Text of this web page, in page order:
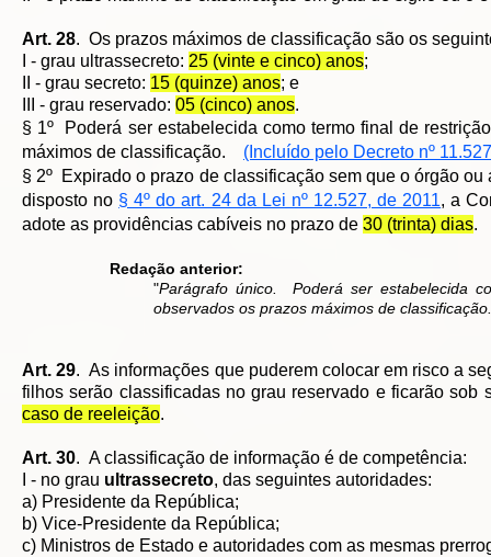
Art. 28. Os prazos máximos de classificação são os
I - grau ultrassecreto: 25 (vinte e cinco) anos;
II - grau secreto: 15 (quinze) anos; e
III - grau reservado: 05 (cinco) anos.
§ 1º Poderá ser estabelecida como termo final de
máximos de classificação.
(Incluído pelo Decreto nº
§ 2º Expirado o prazo de classificação sem que o órgão
disposto no § 4º do art. 24 da Lei nº 12.527, de 2011, a
adote as providências cabíveis no prazo de 30 (trinta) dias
Redação anterior:
"Parágrafo único. Poderá ser estabelecida
observados os prazos máximos de classificação.
Art. 29. As informações que puderem colocar em risco a
filhos serão classificadas no grau reservado e ficarão sob
caso de reeleição.
Art. 30. A classificação de informação é de competência:
I - no grau ultrassecreto, das seguintes autoridades:
a) Presidente da República;
b) Vice-Presidente da República;
c) Ministros de Estado e autoridades com as mesmas